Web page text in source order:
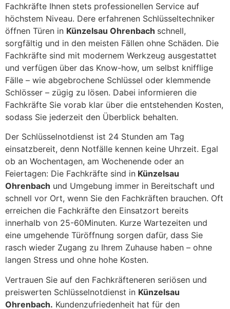
Fachkräfte Ihnen stets professionellen Service auf
höchstem Niveau. Dere erfahrenen Schlüsseltechniker
öffnen Türen in Künzelsau Ohrenbach schnell,
sorgfältig und in den meisten Fällen ohne Schäden. Die
Fachkräfte sind mit modernem Werkzeug ausgestattet
und verfügen über das Know-how, um selbst knifflige
Fälle – wie abgebrochene Schlüssel oder klemmende
Schlösser – zügig zu lösen. Dabei informieren die
Fachkräfte Sie vorab klar über die entstehenden Kosten,
sodass Sie jederzeit den Überblick behalten.
Der Schlüsselnotdienst ist 24 Stunden am Tag
einsatzbereit, denn Notfälle kennen keine Uhrzeit. Egal
ob an Wochentagen, am Wochenende oder an
Feiertagen: Die Fachkräfte sind in Künzelsau
Ohrenbach und Umgebung immer in Bereitschaft und
schnell vor Ort, wenn Sie den Fachkräften brauchen. Oft
erreichen die Fachkräfte den Einsatzort bereits
innerhalb von 25-60Minuten. Kurze Wartezeiten und
eine umgehende Türöffnung sorgen dafür, dass Sie
rasch wieder Zugang zu Ihrem Zuhause haben – ohne
langen Stress und ohne hohe Kosten.
Vertrauen Sie auf den Fachkräfteneren seriösen und
preiswerten Schlüsselnotdienst in Künzelsau
Ohrenbach. Kundenzufriedenheit hat für den